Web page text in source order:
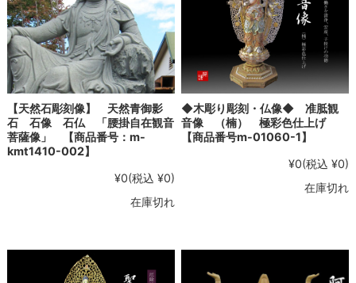
【天然石彫刻像】 天然青御影
石 石像 石仏 「腰掛自在観音
菩薩像」 【商品番号：m-
kmt1410-002】
¥0(税込 ¥0)
在庫切れ
◆木彫り彫刻・仏像◆ 准胝観
音像 （楠） 極彩色仕上げ
【商品番号m-01060-1】
¥0(税込 ¥0)
在庫切れ